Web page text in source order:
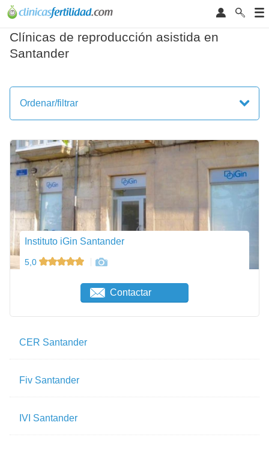
Clínicas de reproducción asistida en
Santander
Ordenar/filtrar
Instituto iGin Santander
5,0
Contactar
CER Santander
Fiv Santander
IVI Santander